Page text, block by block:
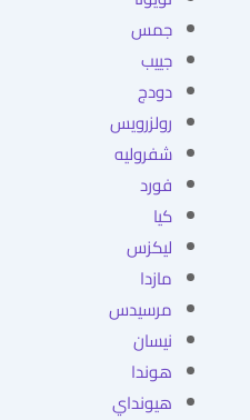
جمس
جييب
دودج
رولزرويس
شفروليه
فورد
كيا
ليكزس
مازدا
مرسيدس
نيسان
هوندا
هيونداي